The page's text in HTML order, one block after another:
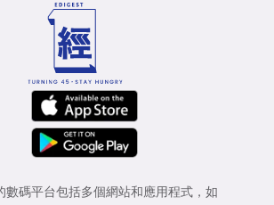
數碼平台包括多個網站和應用程式，如